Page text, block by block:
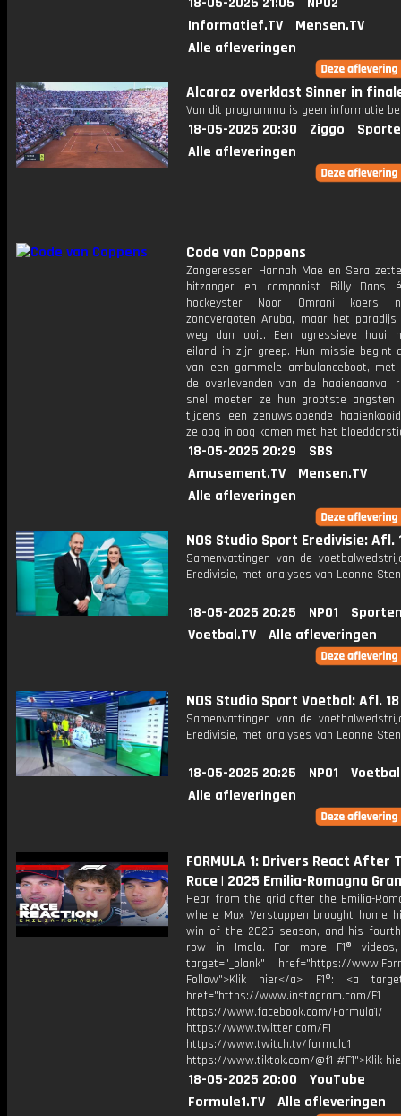
Informatief.TV
Mensen.TV
Alle afleveringen
Alcaraz overklast Sinner in
Van dit programma is geen informatie
18-05-2025 20:30 Ziggo
Alle afleveringen
Code van Coppens
Zangeressen Hannah Mae en Sera
hitzanger en componist Billy Dans
hockeyster Noor Omrani koers
zonovergoten Aruba, maar het
weg dan ooit. Een agressieve haai
eiland in zijn greep. Hun missie begint
van een gammele ambulanceboot, met
de overlevenden van de haaienaanval
snel moeten ze hun grootste angsten
tijdens een zenuwslopende
ze oog in oog komen met het
18-05-2025 20:29
SBS
Amusement.TV
Mensen.TV
Alle afleveringen
NOS Studio Sport Eredivisie: Afl.
Samenvattingen van de
Eredivisie, met analyses van Leonne
18-05-2025 20:25 NPO1
Voetbal.TV
Alle afleveringen
NOS Studio Sport Voetbal: Afl. 18
Samenvattingen van de
Eredivisie, met analyses van Leonne
18-05-2025 20:25 NPO1
Alle afleveringen
FORMULA 1: Drivers React After
Race | 2025 Emilia-Romagna
Hear from the grid after the Emilia-
where Max Verstappen brought home
win of the 2025 season, and his
row in Imola. For more F1®
target="_blank" href="https://
Follow">Klik hier</a> F1®: <a
href="https://www.instagram.com/F1
https://www.facebook.com/Formula1/
https://www.twitter.com/F1
https://www.twitch.tv/formula1
https://www.tiktok.com/@f1 #F1">Klik
18-05-2025 20:00
YouTube
Formule1.TV
Alle afleveringen